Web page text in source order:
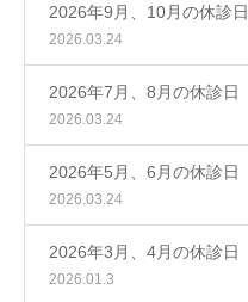
2026年9月、10月の休診日
2026.03.24
2026年7月、8月の休診日
2026.03.24
2026年5月、6月の休診日
2026.03.24
2026年3月、4月の休診日
2026.01.3